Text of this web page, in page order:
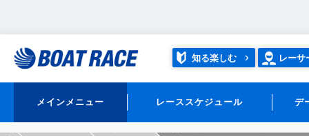
知る楽しむ レーサ
メインメニュー レーススケジュール デ